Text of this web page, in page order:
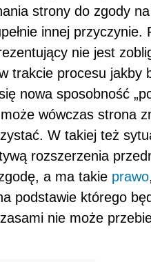
strony do zgody na
innej przyczynie.
nie jest
trakcie procesu jakby
nowa sposobność
wówczas strona
W takiej też
rozszerzenia
a ma takie prawo
podstawie którego
nie może